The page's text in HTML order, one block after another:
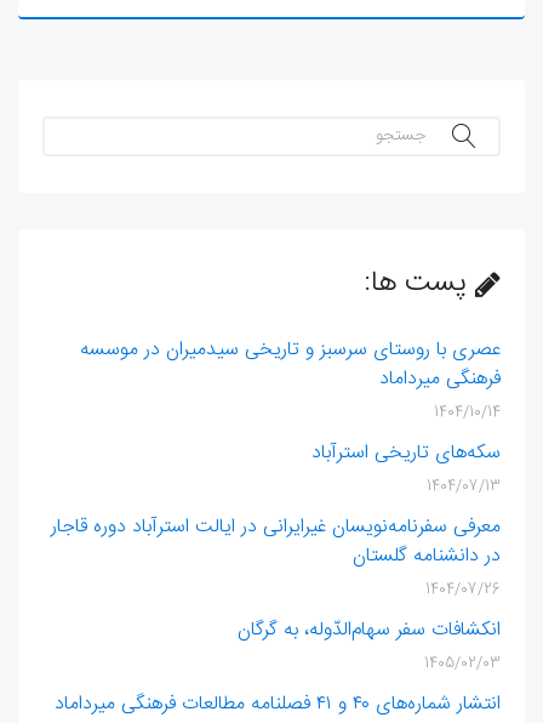
جستجو...
پست ها:
عصری با روستای سرسبز و تاریخی سیدمیران در موسسه
فرهنگی میرداماد
1404/10/14
سکه‌های تاریخی استرآباد
1404/07/13
معرفی سفرنامه‌نویسان غیرایرانی در ایالت استرآباد دوره قاجار
در دانشنامه گلستان
1404/07/26
انکشافات سفر سهام‌الدّوله، به گرگان
1405/02/03
انتشار شماره‌های ۴۰ و ۴۱ فصلنامه مطالعات فرهنگی میرداماد